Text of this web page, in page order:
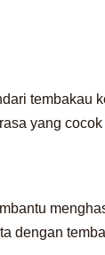
tembakau
yang
dengan